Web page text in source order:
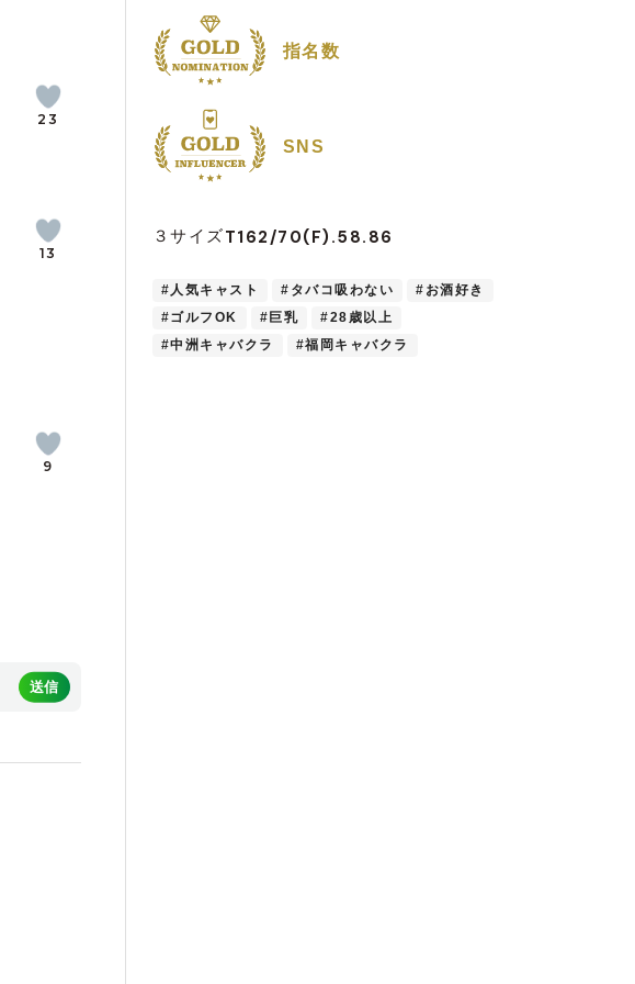
23
13
9
指名数
SNS
３サイズT162/70(F).58.86
#人気キャスト #タバコ吸わない
#お酒好き
#ゴルフOK
#巨乳
#28歳以上
#中洲キャバクラ
#福岡キャバクラ